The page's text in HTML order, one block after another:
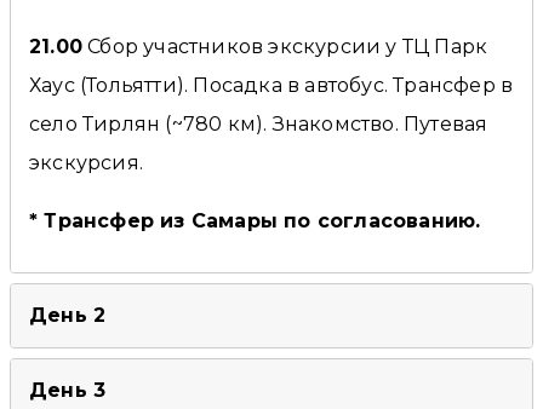
21.00 Сбор участников экскурсии у ТЦ Парк
Хаус (Тольятти). Посадка в автобус. Трансфер в
село Тирлян (~780 км). Знакомство. Путевая
экскурсия.
* Трансфер из Самары по согласованию.
День 2
День 3